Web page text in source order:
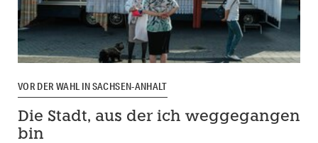
VOR DER WAHL IN SACHSEN-ANHALT
Die Stadt, aus der ich weggegangen
bin